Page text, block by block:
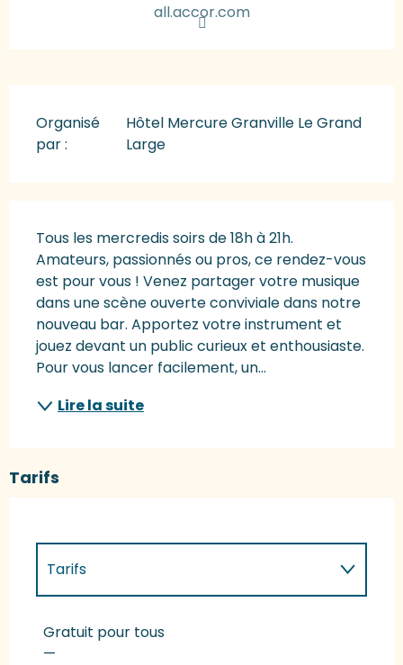
all.accor.com
Organisé
par :
Hôtel Mercure Granville Le Grand
Large
Tous les mercredis soirs de 18h à 21h.
Amateurs, passionnés ou pros, ce rendez-vous
est pour vous ! Venez partager votre musique
dans une scène ouverte conviviale dans notre
nouveau bar. Apportez votre instrument et
jouez devant un public curieux et enthousiaste.
Pour vous lancer facilement, un...
Lire la suite
Tarifs
Tarifs
Tarifs 2027
Gratuit pour tous
—